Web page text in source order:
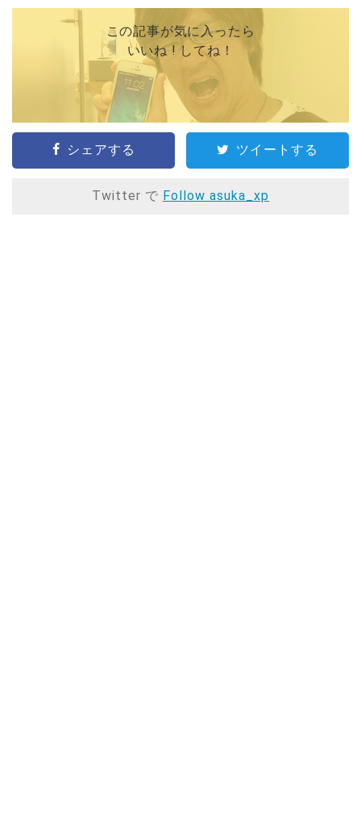
この記事が気に入ったら
いいね ! してね！
シェアする ツイートする
Twitter で Follow asuka_xp